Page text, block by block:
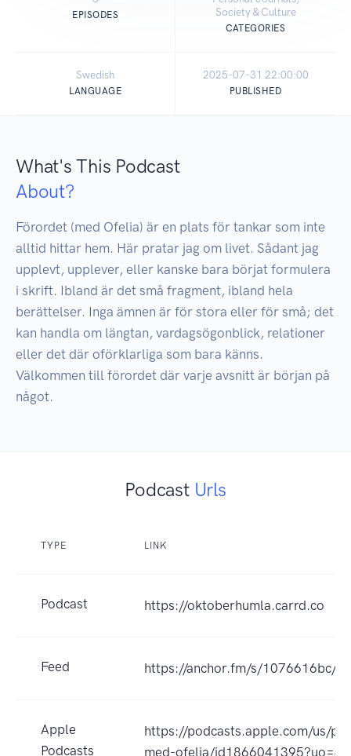
EPISODES
Society & Culture
CATEGORIES
Swedish
LANGUAGE
2025-07-31 22:00:00
PUBLISHED
What's This Podcast
About?
Förordet (med Ofelia) är en plats för tankar som inte
alltid hittar hem. Här pratar jag om livet. Sådant jag
upplevt, upplever, eller kanske bara börjat formulera
i skrift. Ibland är det små fragment, ibland hela
berättelser. Inga ämnen är för stora eller för små; det
kan handla om längtan, vardagsögonblick, relationer
eller det där oförklarliga som bara känns.
Välkommen till förordet där varje avsnitt är början på
något.
Podcast Urls
TYPE LINK
Podcast https://oktoberhumla.carrd.co
Feed https://anchor.fm/s/1076616bc/
Apple
Podcasts
https://podcasts.apple.com/us/
med-ofelia/id1866041395?uo=4